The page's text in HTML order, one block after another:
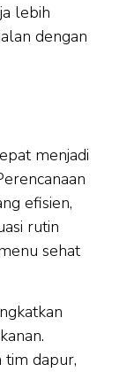
lebih
dengan
menjadi
efisien,
rutin
sehat
tim dapur,